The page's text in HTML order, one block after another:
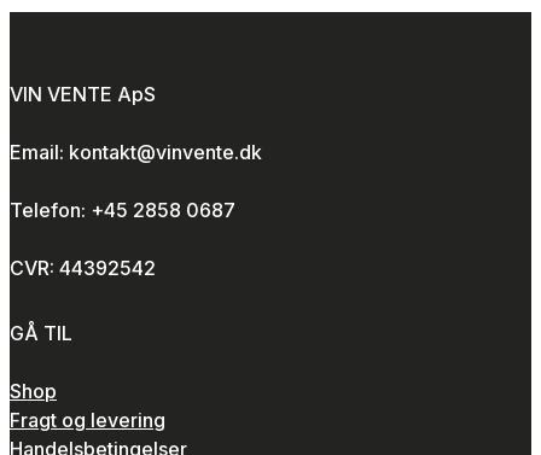
VIN VENTE ApS
Email: kontakt@vinvente.dk
Telefon: +45 2858 0687
CVR: 44392542
GÅ TIL
Shop
Fragt og levering
Handelsbetingelser